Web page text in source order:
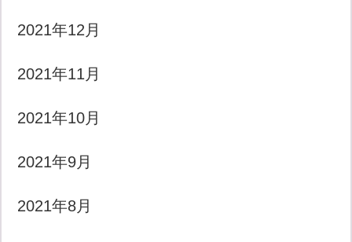
2021年12月
2021年11月
2021年10月
2021年9月
2021年8月